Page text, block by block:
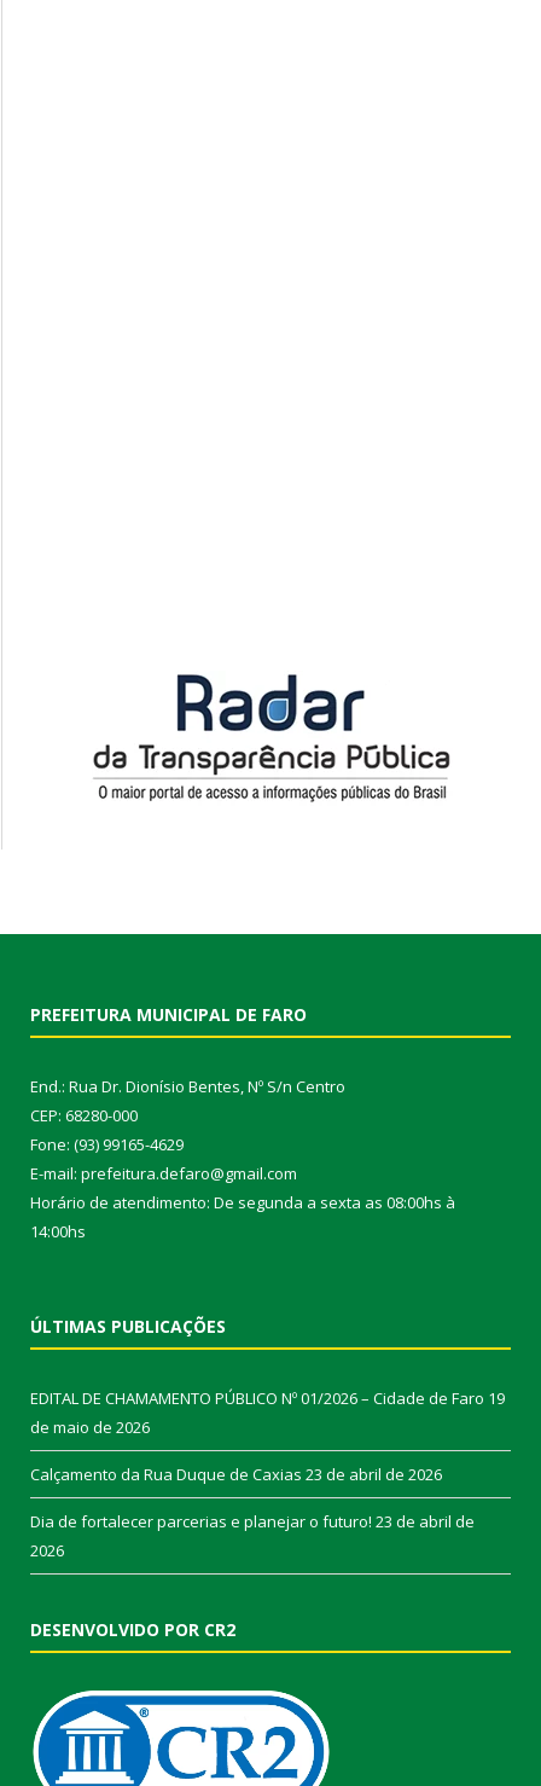
PREFEITURA MUNICIPAL DE FARO
End.: Rua Dr. Dionísio Bentes, Nº S/n Centro
CEP: 68280-000
Fone: (93) 99165-4629
E-mail: prefeitura.defaro@gmail.com
Horário de atendimento: De segunda a sexta as 08:00hs à
14:00hs
ÚLTIMAS PUBLICAÇÕES
EDITAL DE CHAMAMENTO PÚBLICO Nº 01/2026 – Cidade de Faro 19
de maio de 2026
Calçamento da Rua Duque de Caxias 23 de abril de 2026
Dia de fortalecer parcerias e planejar o futuro! 23 de abril de
2026
DESENVOLVIDO POR CR2